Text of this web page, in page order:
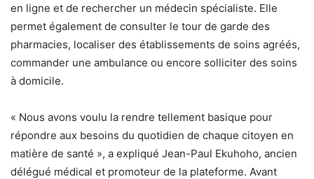
en ligne et de rechercher un médecin spécialiste. Elle
permet également de consulter le tour de garde des
pharmacies, localiser des établissements de soins agréés,
commander une ambulance ou encore solliciter des soins
à domicile.
« Nous avons voulu la rendre tellement basique pour
répondre aux besoins du quotidien de chaque citoyen en
matière de santé », a expliqué Jean-Paul Ekuhoho, ancien
délégué médical et promoteur de la plateforme. Avant